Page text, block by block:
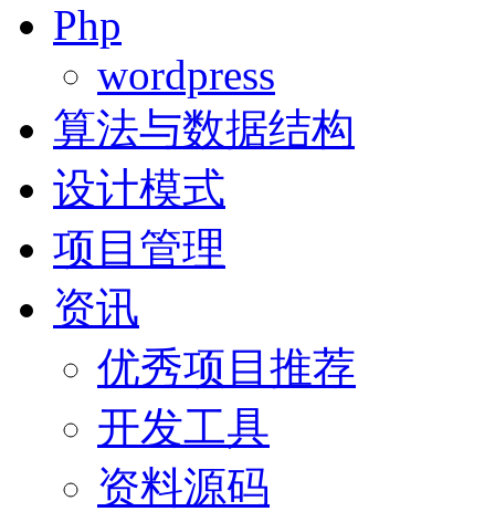
Php
wordpress
算法与数据结构
设计模式
项目管理
资讯
优秀项目推荐
开发工具
资料源码